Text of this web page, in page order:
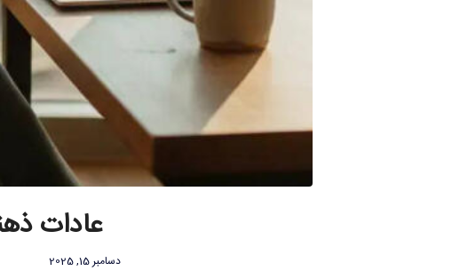
عادات
دسامبر 15, 2025